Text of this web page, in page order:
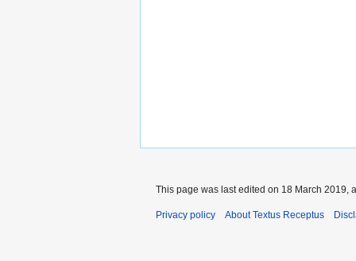
This page was last edited on 18 March 2019,
Privacy policy About Textus Receptus